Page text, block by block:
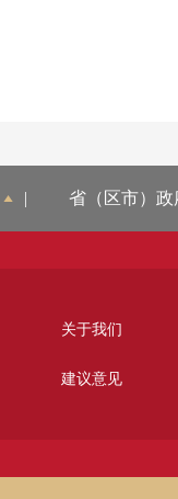
| 省（区市）政
关于我们
建议意见